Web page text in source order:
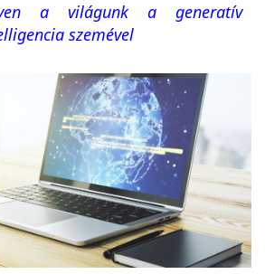
a világunk a generatív
szemével